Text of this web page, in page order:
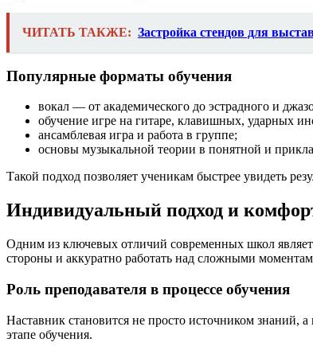
ЧИТАТЬ ТАКЖЕ: Застройка стендов для
Популярные форматы обучения
вокал — от академического до эстрадного и
обучение игре на гитаре, клавишных, ударных
ансамблевая игра и работа в группе;
основы музыкальной теории в понятной и
Такой подход позволяет ученикам быстрее увидеть
Индивидуальный подход и
Одним из ключевых отличий современных школ
стороны и аккуратно работать над сложными
Роль преподавателя в процессе обучения
Наставник становится не просто источником знаний,
этапе обучения.